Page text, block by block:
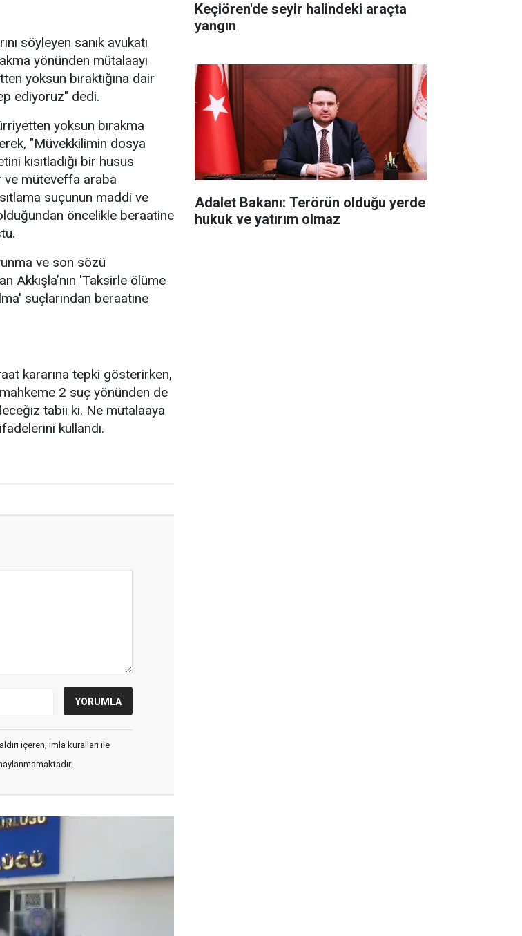
söyleyen sanık avukatı
yönünden mütalaayı
yoksun bıraktığına dair
ediyoruz" dedi.
yoksun bırakma
"Müvekkilimin dosya
kısıtladığı bir husus
ve müteveffa araba
suçunun maddi ve
öncelikle beraatine
ve son sözü
Akkışla’nın 'Taksirle ölüme
suçlarından beraatine
kararına tepki gösterirken,
2 suç yönünden de
tabii ki. Ne mütalaaya
kullandı.
içeren, imla kuralları ile
Keçiören'de seyir halindeki araçta
yangın
Adalet Bakanı: Terörün olduğu yerde
hukuk ve yatırım olmaz